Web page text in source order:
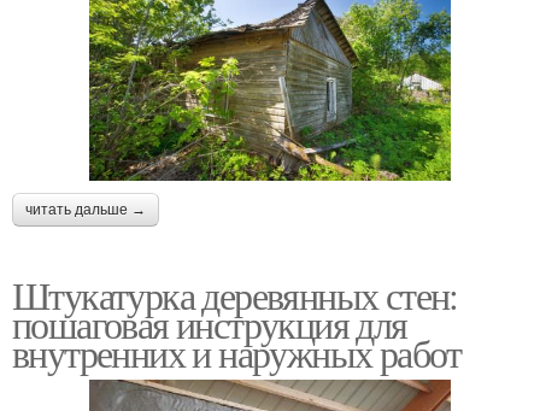
читать дальше →
Штукатурка деревянных стен:
пошаговая инструкция для
внутренних и наружных работ